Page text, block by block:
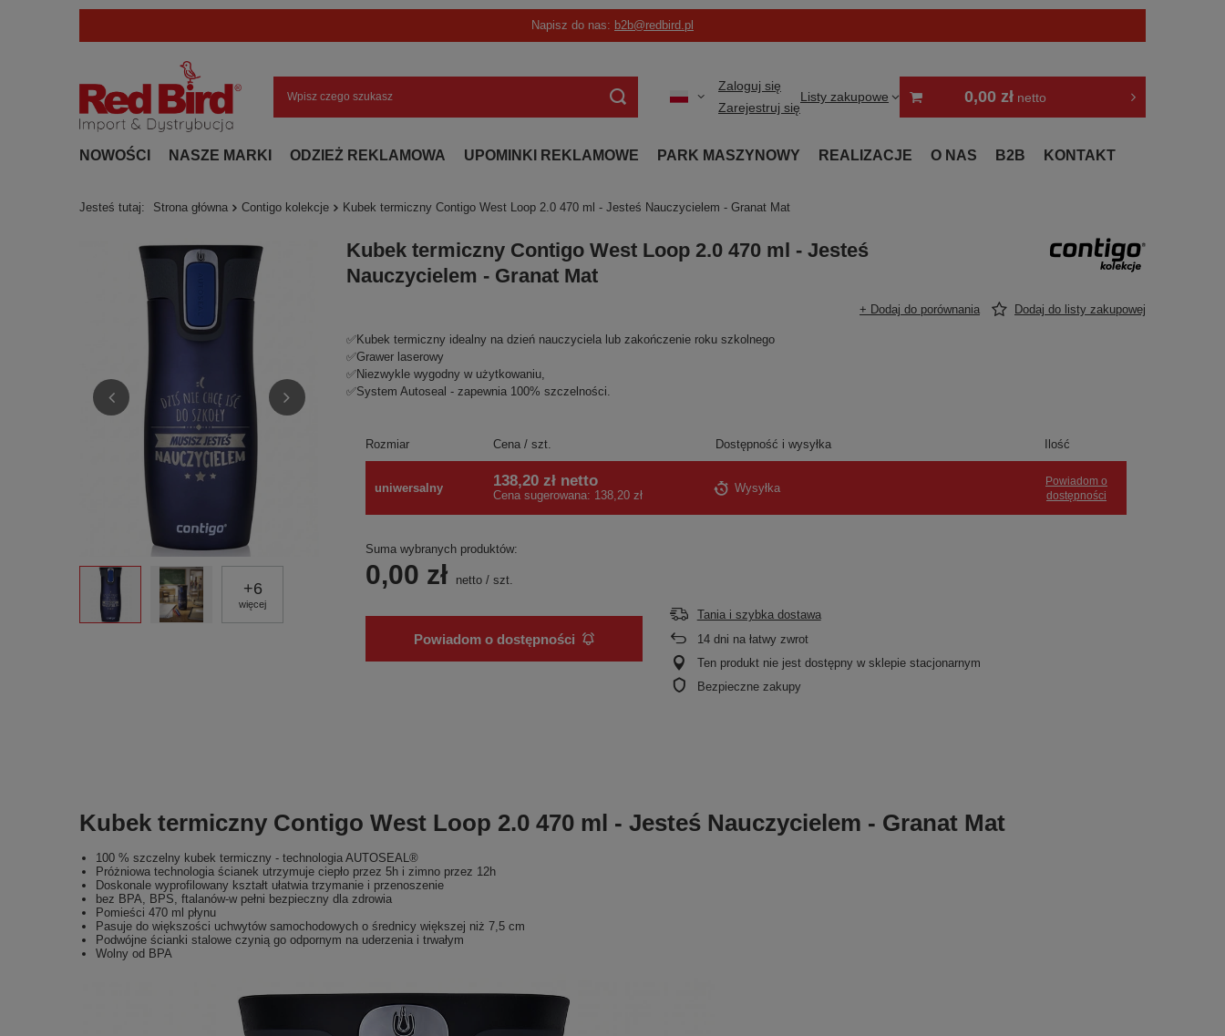
Napisz do nas: b2b@redbird.pl
Zaloguj się
Zarejestruj się
Listy zakupowe 0,00 zł netto
NOWOŚCI NASZE MARKI ODZIEŻ REKLAMOWA UPOMINKI REKLAMOWE PARK MASZYNOWY REALIZACJE O NAS B2B KONTAKT
Jesteś tutaj: Strona główna Contigo kolekcje Kubek termiczny Contigo West Loop 2.0 470 ml - Jesteś Nauczycielem - Granat Mat
+6
więcej
Kubek termiczny Contigo West Loop 2.0 470 ml - Jesteś
Nauczycielem - Granat Mat
+ Dodaj do porównania Dodaj do listy zakupowej
✅Kubek termiczny idealny na dzień nauczyciela lub zakończenie roku szkolnego
✅Grawer laserowy
✅Niezwykle wygodny w użytkowaniu,
✅System Autoseal - zapewnia 100% szczelności.
Rozmiar Cena / szt. Dostępność i wysyłka Ilość
uniwersalny 138,20 złnetto
Cena sugerowana: 138,20 zł
Wysyłka
Powiadom o
dostępności
Suma wybranych produktów:
0,00 zł netto/ szt.
Powiadom o dostępności
Tania i szybka dostawa
14dni na łatwy zwrot
Ten produkt nie jest dostępny w sklepie stacjonarnym
Bezpieczne zakupy
Kubek termiczny Contigo West Loop 2.0 470 ml - Jesteś Nauczycielem - Granat Mat
100 % szczelny kubek termiczny - technologia AUTOSEAL®
Próżniowa technologia ścianek utrzymuje ciepło przez 5h i zimno przez 12h
Doskonale wyprofilowany kształt ułatwia trzymanie i przenoszenie
bez BPA, BPS, ftalanów-w pełni bezpieczny dla zdrowia
Pomieści 470 ml płynu
Pasuje do większości uchwytów samochodowych o średnicy większej niż 7,5 cm
Podwójne ścianki stalowe czynią go odpornym na uderzenia i trwałym
Wolny od BPA